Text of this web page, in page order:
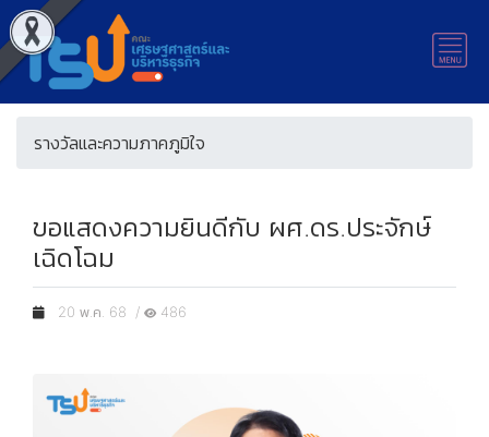
รางวัลและความภาคภูมิใจ
ขอแสดงความยินดีกับ ผศ.ดร.ประจักษ์
เฉิดโฉม
20 พ.ค. 68 / 486